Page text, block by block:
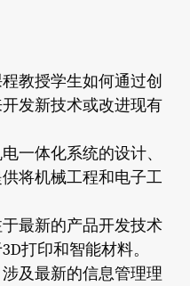
教授学生如何通过创
发新技术或改进现有
一体化系统的设计、
将机械工程和电子工
最新的产品开发技术
打印和智能材料。
及最新的信息管理理